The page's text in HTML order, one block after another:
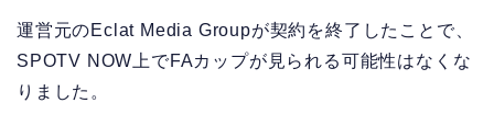
運営元のEclat Media Groupが契約を終了したことで、
SPOTV NOW上でFAカップが見られる可能性はなくな
りました。